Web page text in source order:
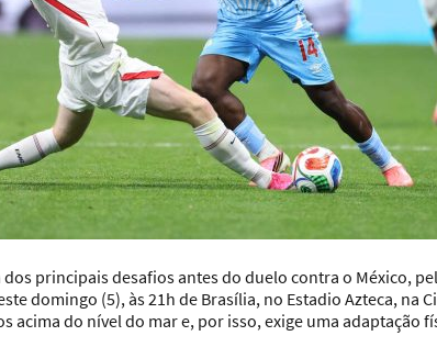
principais desafios antes do duelo contra o México,
domingo (5), às 21h de Brasília, no Estadio Azteca, na
acima do nível do mar e, por isso, exige uma adaptação